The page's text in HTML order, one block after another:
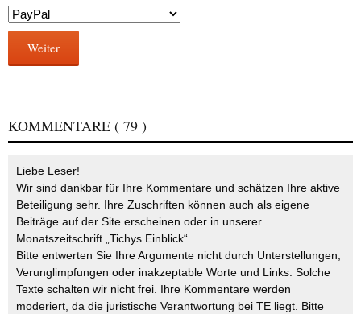
Weiter
KOMMENTARE ( 79 )
Liebe Leser!
Wir sind dankbar für Ihre Kommentare und schätzen Ihre aktive
Beteiligung sehr. Ihre Zuschriften können auch als eigene
Beiträge auf der Site erscheinen oder in unserer
Monatszeitschrift „Tichys Einblick“.
Bitte entwerten Sie Ihre Argumente nicht durch Unterstellungen,
Verunglimpfungen oder inakzeptable Worte und Links. Solche
Texte schalten wir nicht frei. Ihre Kommentare werden
moderiert, da die juristische Verantwortung bei TE liegt. Bitte